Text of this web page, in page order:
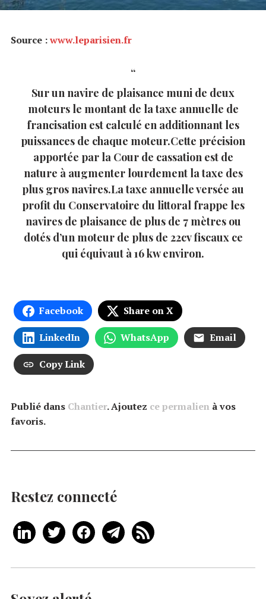
Source :www.leparisien.fr
Sur un navire de plaisance muni de deux
moteurs le montant de la taxe annuelle de
francisation est calculé en additionnant les
puissances de chaque moteur.Cette précision
apportée par la Cour de cassation est de
nature à augmenter lourdement la taxe des
plus gros navires.La taxe annuelle versée au
profit du Conservatoire du littoral frappe les
navires de plaisance de plus de 7 mètres ou
dotés d’un moteur de plus de 22cv fiscaux ce
qui équivaut à 16 kw environ.
Facebook Share on X
LinkedIn WhatsApp Email
Copy Link
Publié dans Chantier. Ajoutez ce permalien à vos
favoris.
Restez connecté